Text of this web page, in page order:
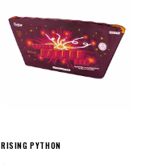
RISING PYTHON